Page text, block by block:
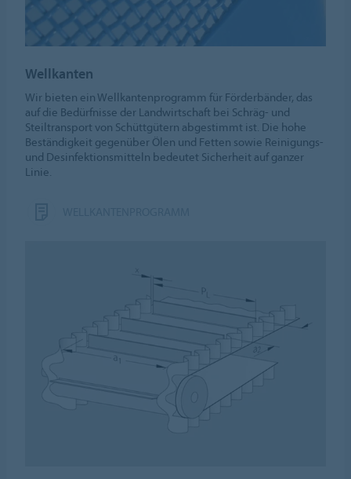
Wellkanten
Wir bieten ein Wellkantenprogramm für Förderbänder, das
auf die Bedürfnisse der Landwirtschaft bei Schräg- und
Steiltransport von Schüttgütern abgestimmt ist. Die hohe
Beständigkeit gegenüber Ölen und Fetten sowie Reinigungs-
und Desinfektionsmitteln bedeutet Sicherheit auf ganzer
Linie.